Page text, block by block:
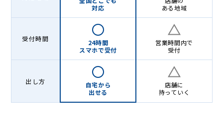
対応
ある地域
受付時間
24時間
スマホで受付
営業時間内で
受付
出し方
自宅から
出せる
店舗に
持っていく